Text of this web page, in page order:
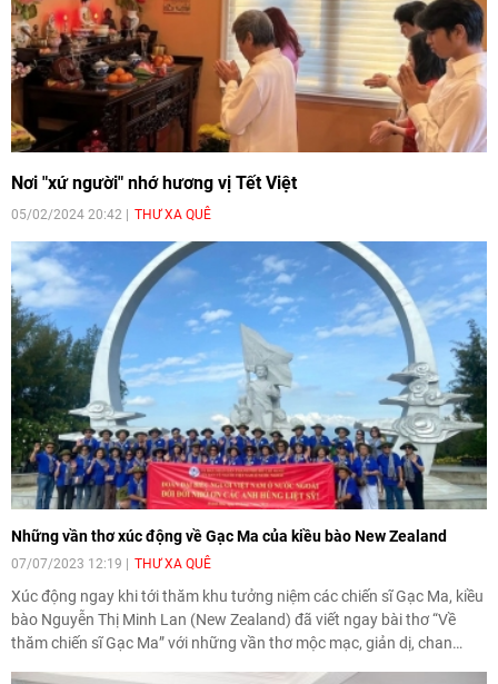
Nơi "xứ người" nhớ hương vị Tết Việt
05/02/2024 20:42 THƯ XA QUÊ
Những vần thơ xúc động về Gạc Ma của kiều bào New Zealand
07/07/2023 12:19 THƯ XA QUÊ
Xúc động ngay khi tới thăm khu tưởng niệm các chiến sĩ Gạc Ma, kiều
bào Nguyễn Thị Minh Lan (New Zealand) đã viết ngay bài thơ “Về
thăm chiến sĩ Gạc Ma” với những vần thơ mộc mạc, giản dị, chan